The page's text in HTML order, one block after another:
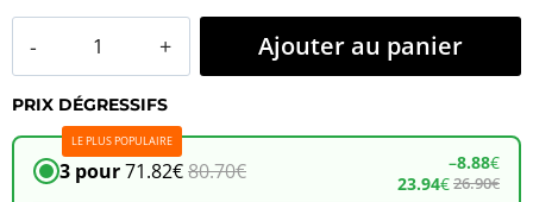
de
JNR
Mega
Shisha
Ajouter au panier
PRIX DÉGRESSIFS
LE PLUS POPULAIRE
3 pour71.82€80.70€ –8.88€
23.94€26.90€